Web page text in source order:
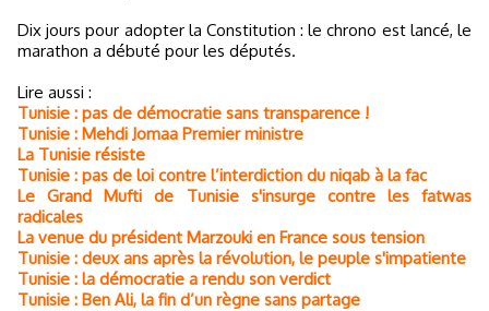
Dix jours pour adopter la Constitution : le chrono est lancé, le
marathon a débuté pour les députés.
Lire aussi :
Tunisie : pas de démocratie sans transparence !
Tunisie : Mehdi Jomaa Premier ministre
La Tunisie résiste
Tunisie : pas de loi contre l’interdiction du niqab à la fac
Le Grand Mufti de Tunisie s'insurge contre les fatwas
radicales
La venue du président Marzouki en France sous tension
Tunisie : deux ans après la révolution, le peuple s'impatiente
Tunisie : la démocratie a rendu son verdict
Tunisie : Ben Ali, la fin d’un règne sans partage